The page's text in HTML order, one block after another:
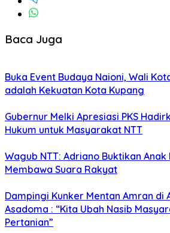
Baca Juga
Buka Event Budaya Naioni, Wali
adalah Kekuatan Kota Kupang
Gubernur Melki Apresiasi PKS
Hukum untuk Masyarakat NTT
Wagub NTT: Adriano Buktikan
Membawa Suara Rakyat
Dampingi Kunker Mentan Amran di
Asadoma : “Kita Ubah Nasib
Pertanian”